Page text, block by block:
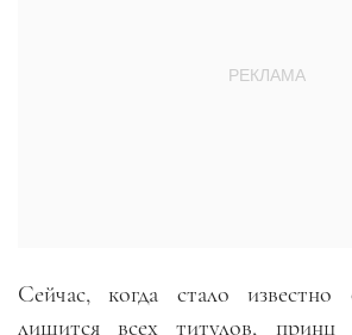
Сейчас, когда стало
лишится всех титулов, принц